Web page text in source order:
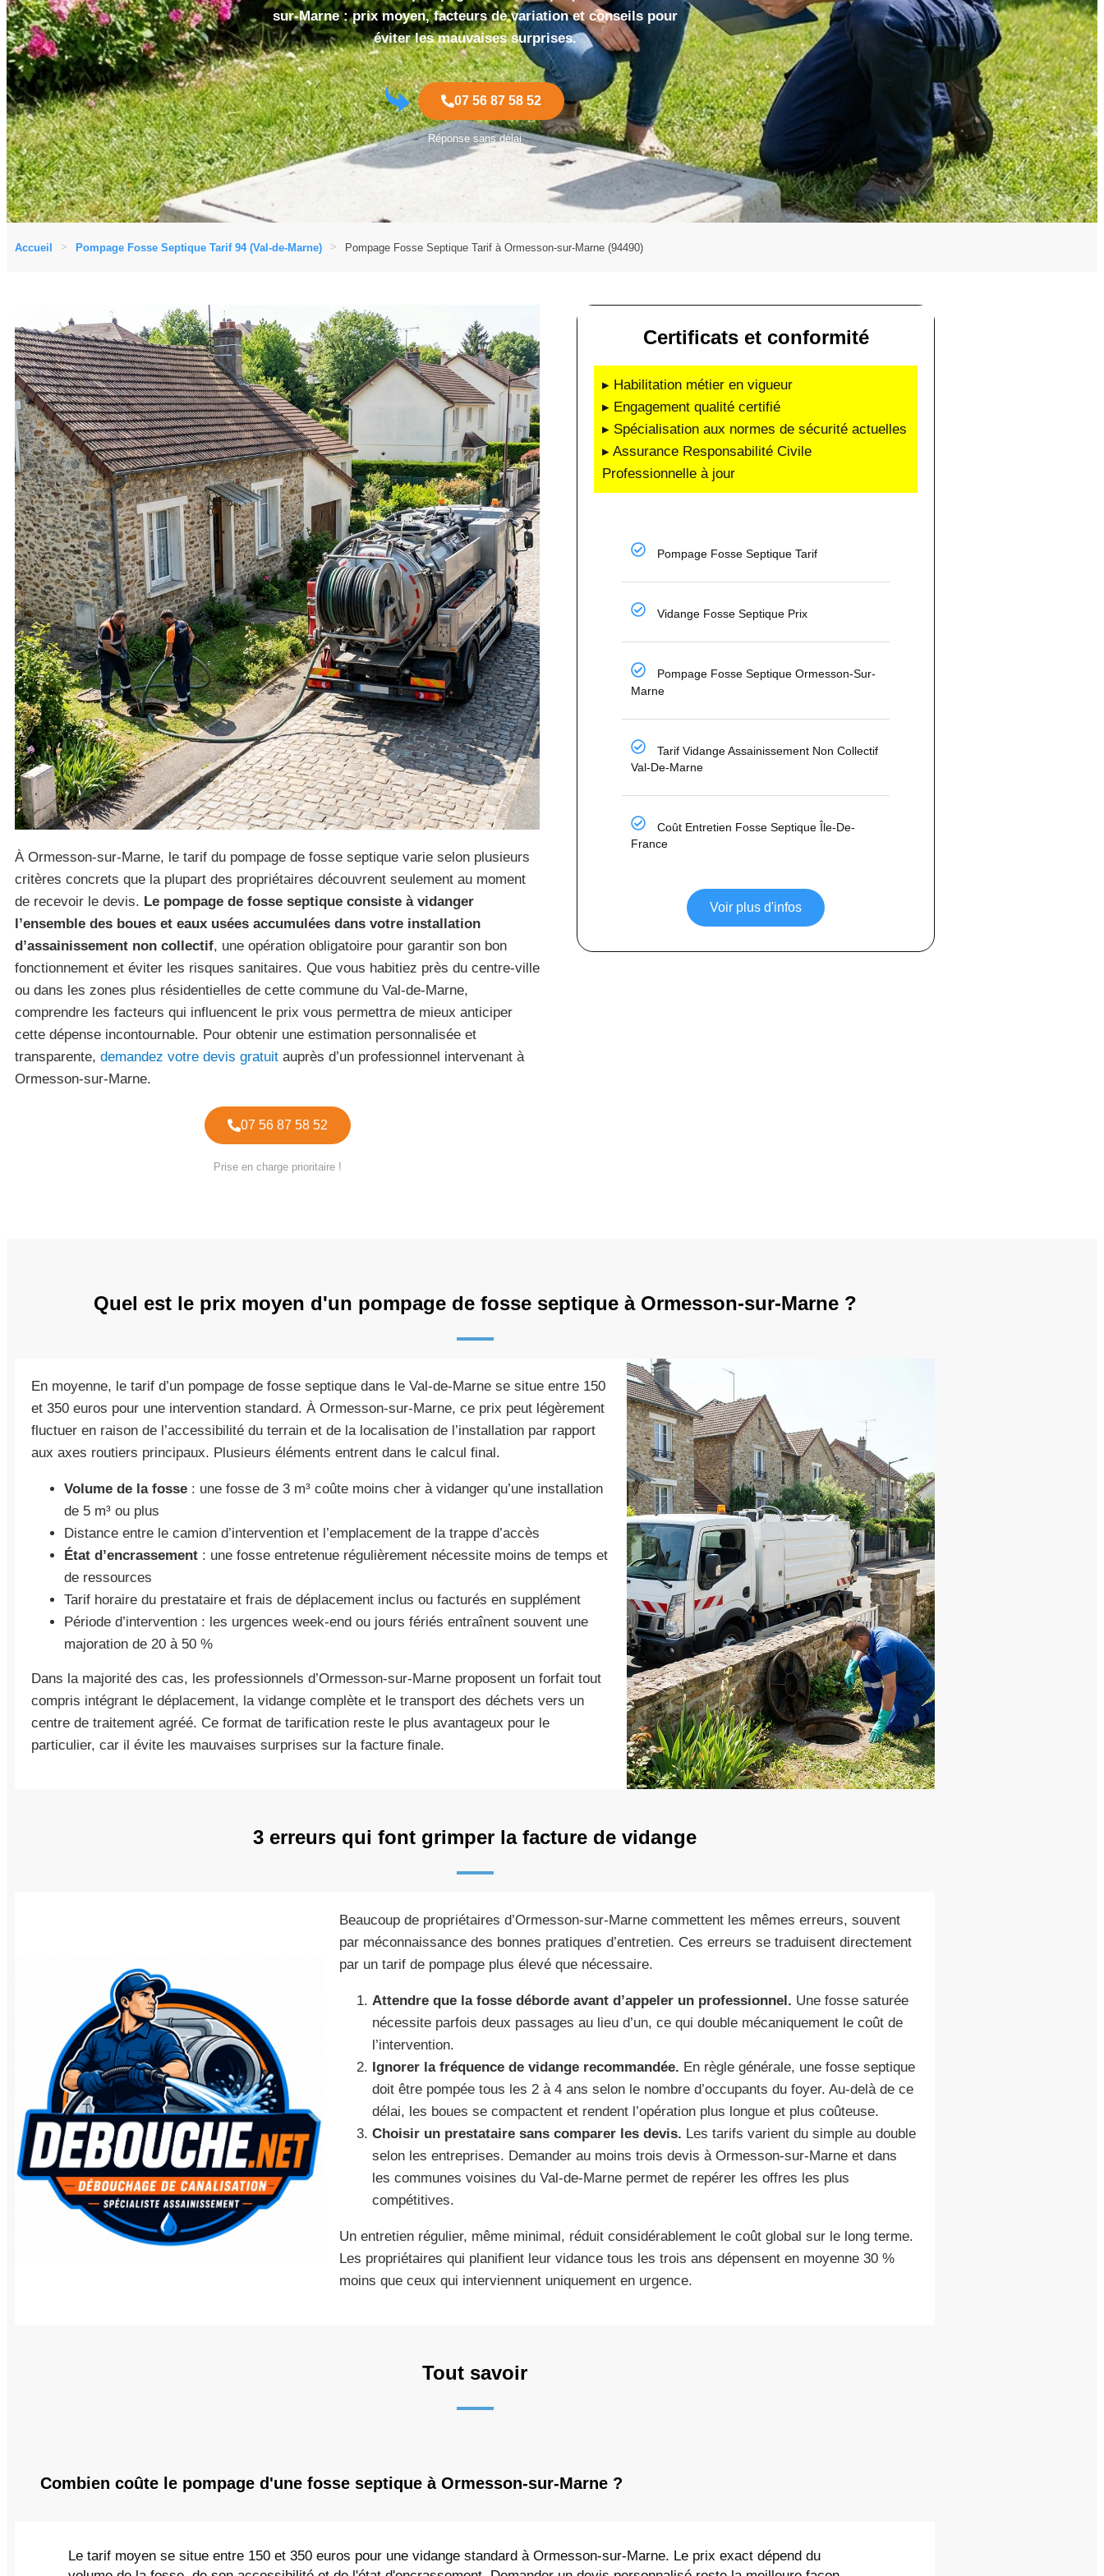
sur-Marne : prix moyen, facteurs de variation et conseils pour
éviter les mauvaises surprises.
07 56 87 58 52
Réponse sans délai
Accueil Pompage Fosse Septique Tarif 94 (Val-de-Marne) Pompage Fosse Septique Tarif à Ormesson-sur-Marne (94490)
À Ormesson-sur-Marne, le tarif du pompage de fosse septique varie selon plusieurs
critères concrets que la plupart des propriétaires découvrent seulement au moment
de recevoir le devis. Le pompage de fosse septique consiste à vidanger
l’ensemble des boues et eaux usées accumulées dans votre installation
d’assainissement non collectif, une opération obligatoire pour garantir son bon
fonctionnement et éviter les risques sanitaires. Que vous habitiez près du centre-ville
ou dans les zones plus résidentielles de cette commune du Val-de-Marne,
comprendre les facteurs qui influencent le prix vous permettra de mieux anticiper
cette dépense incontournable. Pour obtenir une estimation personnalisée et
transparente, demandez votre devis gratuit auprès d’un professionnel intervenant à
Ormesson-sur-Marne.
07 56 87 58 52
Prise en charge prioritaire !
Certificats et conformité
▸ Habilitation métier en vigueur
▸ Engagement qualité certifié
▸ Spécialisation aux normes de sécurité actuelles
▸ Assurance Responsabilité Civile
Professionnelle à jour
Pompage Fosse Septique Tarif
Vidange Fosse Septique Prix
Pompage Fosse Septique Ormesson-Sur-
Marne
Tarif Vidange Assainissement Non Collectif
Val-De-Marne
Coût Entretien Fosse Septique Île-De-
France
Voir plus d'infos
Quel est le prix moyen d'un pompage de fosse septique à Ormesson-sur-Marne ?
En moyenne, le tarif d’un pompage de fosse septique dans le Val-de-Marne se situe entre 150
et 350 euros pour une intervention standard. À Ormesson-sur-Marne, ce prix peut légèrement
fluctuer en raison de l’accessibilité du terrain et de la localisation de l’installation par rapport
aux axes routiers principaux. Plusieurs éléments entrent dans le calcul final.
Volume de la fosse : une fosse de 3 m³ coûte moins cher à vidanger qu’une installation
de 5 m³ ou plus
Distance entre le camion d’intervention et l’emplacement de la trappe d’accès
État d’encrassement : une fosse entretenue régulièrement nécessite moins de temps et
de ressources
Tarif horaire du prestataire et frais de déplacement inclus ou facturés en supplément
Période d’intervention : les urgences week-end ou jours fériés entraînent souvent une
majoration de 20 à 50 %
Dans la majorité des cas, les professionnels d’Ormesson-sur-Marne proposent un forfait tout
compris intégrant le déplacement, la vidange complète et le transport des déchets vers un
centre de traitement agréé. Ce format de tarification reste le plus avantageux pour le
particulier, car il évite les mauvaises surprises sur la facture finale.
3 erreurs qui font grimper la facture de vidange
Beaucoup de propriétaires d’Ormesson-sur-Marne commettent les mêmes erreurs, souvent
par méconnaissance des bonnes pratiques d’entretien. Ces erreurs se traduisent directement
par un tarif de pompage plus élevé que nécessaire.
Attendre que la fosse déborde avant d’appeler un professionnel. Une fosse saturée
nécessite parfois deux passages au lieu d’un, ce qui double mécaniquement le coût de
l’intervention.
Ignorer la fréquence de vidange recommandée. En règle générale, une fosse septique
doit être pompée tous les 2 à 4 ans selon le nombre d’occupants du foyer. Au-delà de ce
délai, les boues se compactent et rendent l’opération plus longue et plus coûteuse.
Choisir un prestataire sans comparer les devis. Les tarifs varient du simple au double
selon les entreprises. Demander au moins trois devis à Ormesson-sur-Marne et dans
les communes voisines du Val-de-Marne permet de repérer les offres les plus
compétitives.
Un entretien régulier, même minimal, réduit considérablement le coût global sur le long terme.
Les propriétaires qui planifient leur vidance tous les trois ans dépensent en moyenne 30 %
moins que ceux qui interviennent uniquement en urgence.
Tout savoir
Combien coûte le pompage d'une fosse septique à Ormesson-sur-Marne ?
Le tarif moyen se situe entre 150 et 350 euros pour une vidange standard à Ormesson-sur-Marne. Le prix exact dépend du